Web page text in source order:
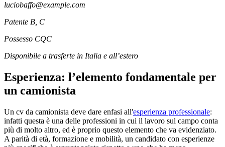
luciobaffo@example.com
Patente B, C
Possesso CQC
Disponibile a trasferte in Italia e all’estero
Esperienza: l’elemento fondamentale per
un camionista
Un cv da camionista deve dare enfasi all'esperienza professionale:
infatti questa è una delle professioni in cui il lavoro sul campo conta
più di molto altro, ed è proprio questo elemento che va evidenziato.
A parità di età, formazione e mobilità, un candidato con esperienze